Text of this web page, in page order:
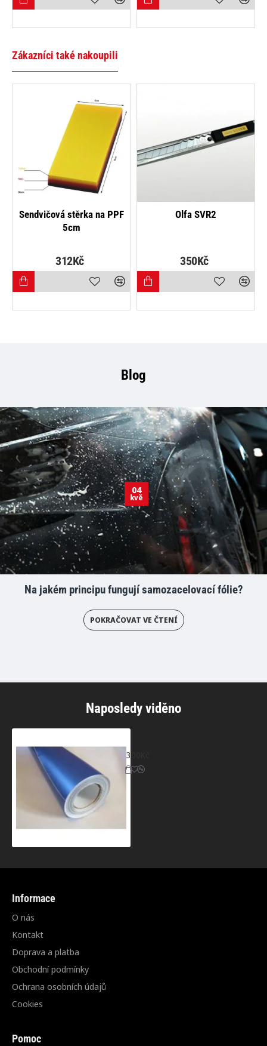
Zákazníci také nakoupili
Sendvičová stěrka na PPF
5cm
312Kč
Olfa SVR2
350Kč
Blog
04
kvě
Na jakém principu fungují samozacelovací fólie?
POKRAČOVAT VE ČTENÍ
Naposledy viděno
300Kč
Informace
O nás
Kontakt
Doprava a platba
Obchodní podmínky
Ochrana osobních údajů
Cookies
Pomoc